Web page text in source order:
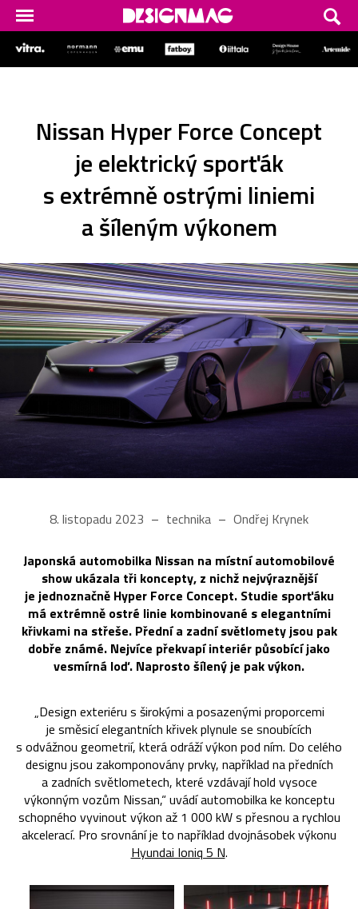
Nissan Hyper Force Concept
je elektrický sporťák
s extrémně ostrými liniemi
a šíleným výkonem
8. listopadu 2023 technika Ondřej Krynek
Japonská automobilka Nissan na místní automobilové
show ukázala tři koncepty, z nichž nejvýraznější
je jednoznačně Hyper Force Concept. Studie sporťáku
má extrémně ostré linie kombinované s elegantními
křivkami na střeše. Přední a zadní světlomety jsou pak
dobře známé. Nejvíce překvapí interiér působící jako
vesmírná loď. Naprosto šílený je pak výkon.
„Design exteriéru s širokými a posazenými proporcemi
je směsicí elegantních křivek plynule se snoubících
s odvážnou geometrií, která odráží výkon pod ním. Do celého
designu jsou zakomponovány prvky, například na předních
a zadních světlometech, které vzdávají hold vysoce
výkonným vozům Nissan,“ uvádí automobilka ke konceptu
schopného vyvinout výkon až 1 000 kW s přesnou a rychlou
akcelerací. Pro srovnání je to například dvojnásobek výkonu
Hyundai Ioniq 5 N.